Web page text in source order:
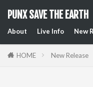
PUNX SAVE THE EARTH
About Live Info New
HOME New Release